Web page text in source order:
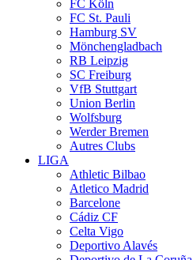
FC Köln
FC St. Pauli
Hamburg SV
Mönchengladbach
RB Leipzig
SC Freiburg
VfB Stuttgart
Union Berlin
Wolfsburg
Werder Bremen
Autres Clubs
LIGA
Athletic Bilbao
Atletico Madrid
Barcelone
Cádiz CF
Celta Vigo
Deportivo Alavés